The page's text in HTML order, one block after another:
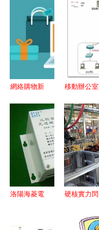
網絡購物新
期） 從與
線下的悖論
審視 \'網絡
購買商品七
日無理由退
貨暫行辦法
移動辦公室
網絡中的應
用解決方案
洛陽海菱電
硬核實力閃
田康明斯入